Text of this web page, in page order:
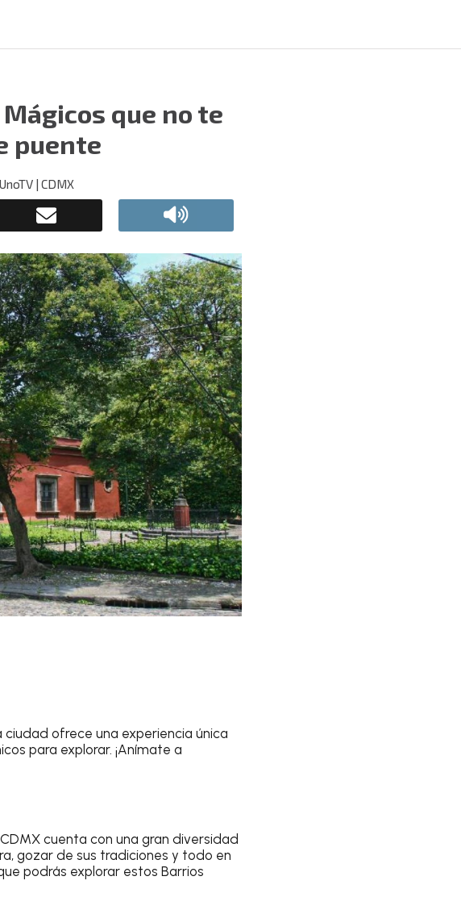
que no te
puente
| CDMX
ofrece una experiencia única
para explorar. ¡Anímate a
cuenta con una gran diversidad
gozar de sus tradiciones y todo en
podrás explorar estos Barrios